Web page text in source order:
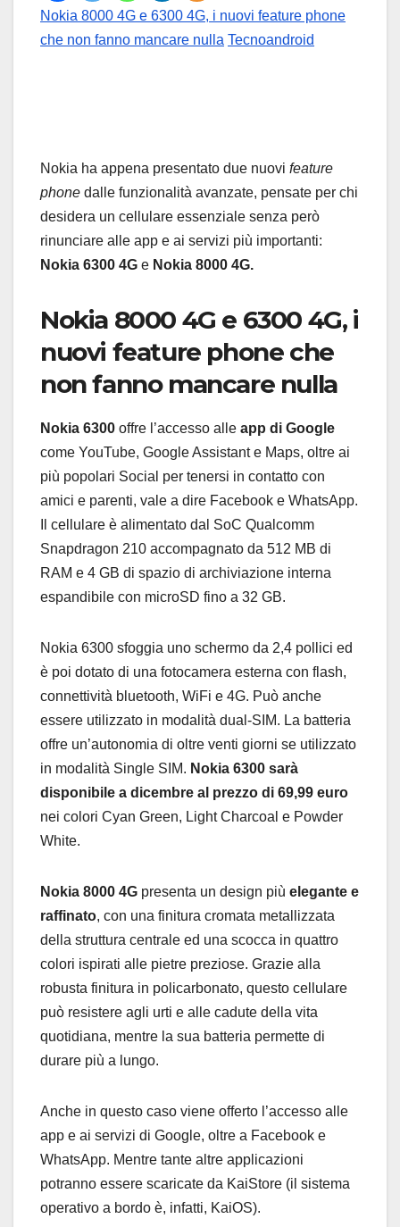
Nokia 8000 4G e 6300 4G, i nuovi feature phone
che non fanno mancare nulla Tecnoandroid
Nokia ha appena presentato due nuovi feature
phone dalle funzionalità avanzate, pensate per chi
desidera un cellulare essenziale senza però
rinunciare alle app e ai servizi più importanti:
Nokia 6300 4G e Nokia 8000 4G.
Nokia 8000 4G e 6300 4G, i
nuovi feature phone che
non fanno mancare nulla
Nokia 6300 offre l’accesso alle app di Google
come YouTube, Google Assistant e Maps, oltre ai
più popolari Social per tenersi in contatto con
amici e parenti, vale a dire Facebook e WhatsApp.
Il cellulare è alimentato dal SoC Qualcomm
Snapdragon 210 accompagnato da 512 MB di
RAM e 4 GB di spazio di archiviazione interna
espandibile con microSD fino a 32 GB.
Nokia 6300 sfoggia uno schermo da 2,4 pollici ed
è poi dotato di una fotocamera esterna con flash,
connettività bluetooth, WiFi e 4G. Può anche
essere utilizzato in modalità dual-SIM. La batteria
offre un’autonomia di oltre venti giorni se utilizzato
in modalità Single SIM. Nokia 6300 sarà
disponibile a dicembre al prezzo di 69,99 euro
nei colori Cyan Green, Light Charcoal e Powder
White.
Nokia 8000 4G presenta un design più elegante e
raffinato, con una finitura cromata metallizzata
della struttura centrale ed una scocca in quattro
colori ispirati alle pietre preziose. Grazie alla
robusta finitura in policarbonato, questo cellulare
può resistere agli urti e alle cadute della vita
quotidiana, mentre la sua batteria permette di
durare più a lungo.
Anche in questo caso viene offerto l’accesso alle
app e ai servizi di Google, oltre a Facebook e
WhatsApp. Mentre tante altre applicazioni
potranno essere scaricate da KaiStore (il sistema
operativo a bordo è, infatti, KaiOS).